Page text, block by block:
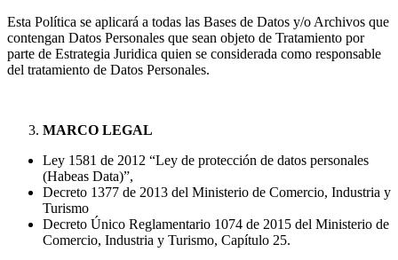
Esta Política se aplicará a todas las Bases de Datos y/o Archivos que
contengan Datos Personales que sean objeto de Tratamiento por
parte de Estrategia Juridica quien se considerada como responsable
del tratamiento de Datos Personales.
MARCO LEGAL
Ley 1581 de 2012 “Ley de protección de datos personales
(Habeas Data)”,
Decreto 1377 de 2013 del Ministerio de Comercio, Industria y
Turismo
Decreto Único Reglamentario 1074 de 2015 del Ministerio de
Comercio, Industria y Turismo, Capítulo 25.